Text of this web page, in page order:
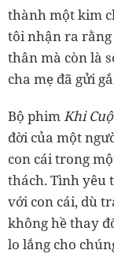
thành một kim
tôi nhận ra rằng
thân mà còn là
cha mẹ đã gửi
Bộ phimKhi
đời của một
con cái trong
thách. Tình yêu
với con cái, dù
không hề thay
lo lắng cho